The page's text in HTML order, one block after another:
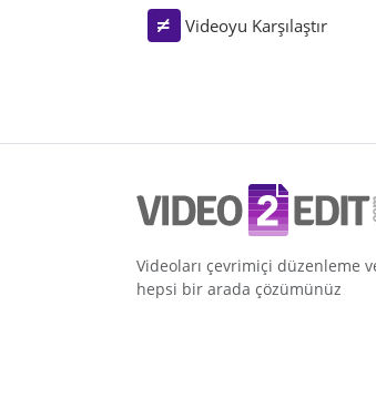
Videoyu Karşılaştır
Videoları çevrimiçi düzenleme
hepsi bir arada çözümünüz